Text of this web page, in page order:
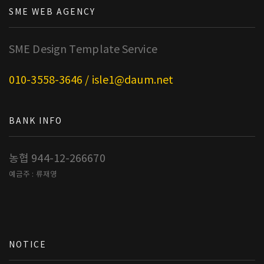
SME WEB AGENCY
SME Design Template Service
010-3558-3646 / isle1@daum.net
BANK INFO
농협 944-12-266670
예금주 : 류재영
NOTICE